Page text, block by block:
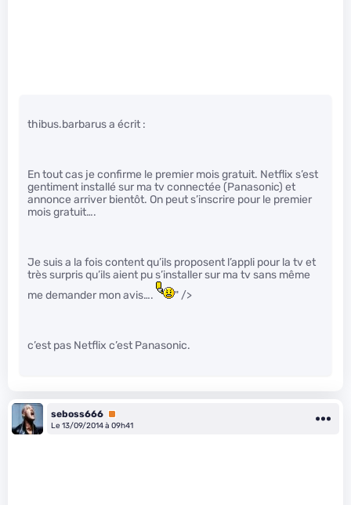
thibus.barbarus a écrit :
En tout cas je confirme le premier mois gratuit. Netflix s’est
gentiment installé sur ma tv connectée (Panasonic) et
annonce arriver bientôt. On peut s’inscrire pour le premier
mois gratuit….
Je suis a la fois content qu’ils proposent l’appli pour la tv et
très surpris qu’ils aient pu s’installer sur ma tv sans même
me demander mon avis….
" />
c’est pas Netflix c’est Panasonic.
seboss666 Premium
Le 13/09/2014 à 09h41